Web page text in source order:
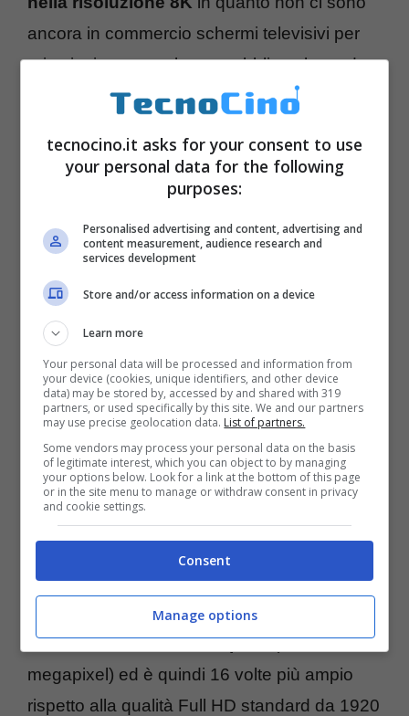
ancora in commercio schermi televisivi per
privati o in nessun luogo pubblico al mondo
che supportino questa tecnologia, NHK
Yankee Stadium, con
schermi 8K
configurati per la visualizzazione e
l’analisi della partita .
Come detto poco prima, le riprese in 8K
possono essere composti da svariati e
diversi pixel specifici, ma vengono
riconosciuti solitamente per la loro
risoluzione 7680 x 4320 pixel(33.18
megapixel) ed è quindi 16 volte più ampio
rispetto alla qualità Full HD standard da 1920
tecnocino.it asks for your consent to use
your personal data for the following
purposes:
Personalised advertising and content, advertising and
content measurement, audience research and
services development
Store and/or access information on a device
Learn more
Your personal data will be processed and information from
your device (cookies, unique identifiers, and other device
data) may be stored by, accessed by and shared with 319
partners, or used specifically by this site. We and our partners
may use precise geolocation data. List of partners.
Some vendors may process your personal data on the basis
of legitimate interest, which you can object to by managing
your options below. Look for a link at the bottom of this page
or in the site menu to manage or withdraw consent in privacy
and cookie settings.
Consent
Manage options